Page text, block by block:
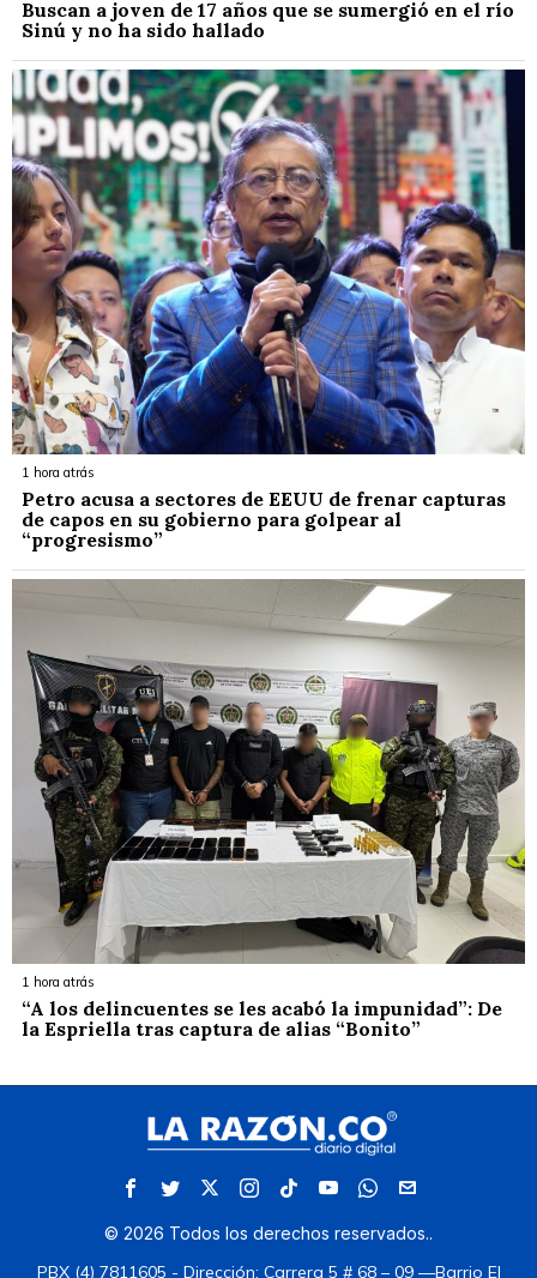
Buscan a joven de 17 años que se sumergió en el río
Sinú y no ha sido hallado
1 hora atrás
Petro acusa a sectores de EEUU de frenar capturas
de capos en su gobierno para golpear al
“progresismo”
1 hora atrás
“A los delincuentes se les acabó la impunidad”: De
la Espriella tras captura de alias “Bonito”
© 2026 Todos los derechos reservados..
PBX (4) 7811605 - Dirección: Carrera 5 # 68 – 09 —Barrio El